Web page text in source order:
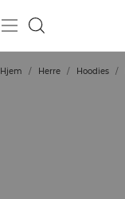
Hjem / Herre / Hoodies /